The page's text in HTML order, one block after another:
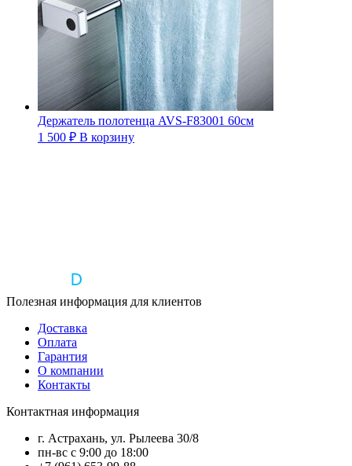
Держатель полотенца AVS-F83001 60см
1 500 ₽ В корзину
Полезная информация для клиентов
Доставка
Оплата
Гарантия
О компании
Контакты
Контактная информация
г. Астрахань, ул. Рылеева 30/8
пн-вс с 9:00 до 18:00